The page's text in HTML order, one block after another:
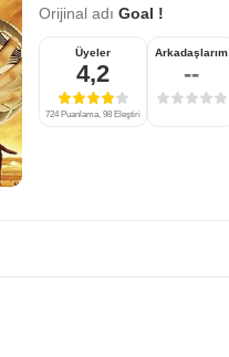
Orijinal adı Goal !
Üyeler
4,2
724 Puanlama, 98 Eleştiri
Arkadaşlarım
--